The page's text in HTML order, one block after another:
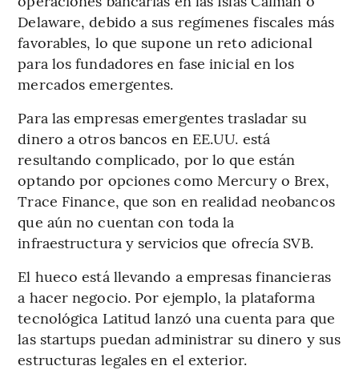
Delaware, debido a sus regímenes fiscales más
favorables, lo que supone un reto adicional
para los fundadores en fase inicial en los
mercados emergentes.
Para las empresas emergentes trasladar su
dinero a otros bancos en EE.UU. está
resultando complicado, por lo que están
optando por opciones como Mercury o Brex,
Trace Finance, que son en realidad neobancos
que aún no cuentan con toda la
infraestructura y servicios que ofrecía SVB.
El hueco está llevando a empresas financieras
a hacer negocio. Por ejemplo, la plataforma
tecnológica Latitud lanzó una cuenta para que
las startups puedan administrar su dinero y sus
estructuras legales en el exterior.